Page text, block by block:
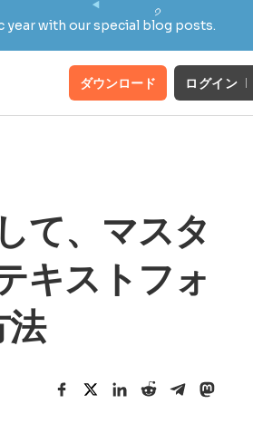
year with our special blog posts.
ダウンロード ログイン
て、マスタ
キストフォ
法